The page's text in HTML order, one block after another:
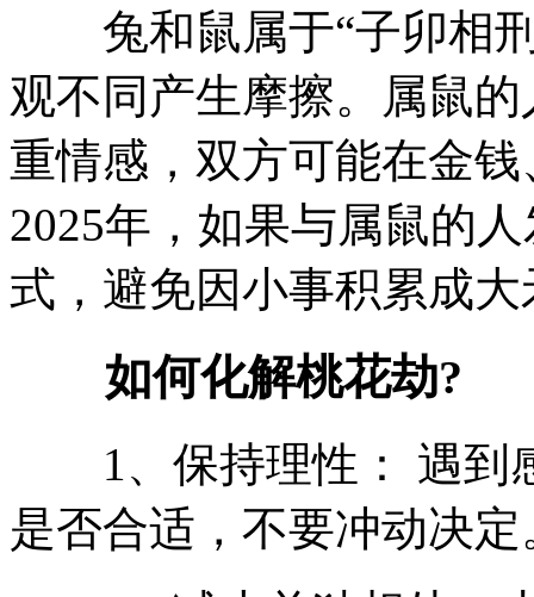
兔和鼠属于“子卯相刑
观不同产生摩擦。属鼠
重情感，双方可能在金
2025年，如果与属鼠的
式，避免因小事积累成大
如何化解桃花劫?
1、保持理性： 遇到
是否合适，不要冲动决定